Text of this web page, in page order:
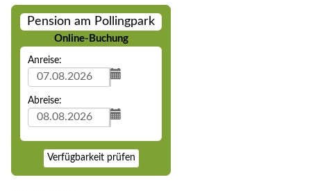
Pension am Pollingpark
Online-Buchung
Anreise:
Abreise:
Verfügbarkeit prüfen